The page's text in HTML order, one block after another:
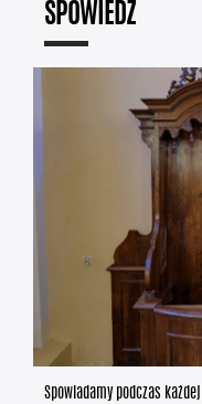
SPOWIEDŹ
Spowiadamy podczas